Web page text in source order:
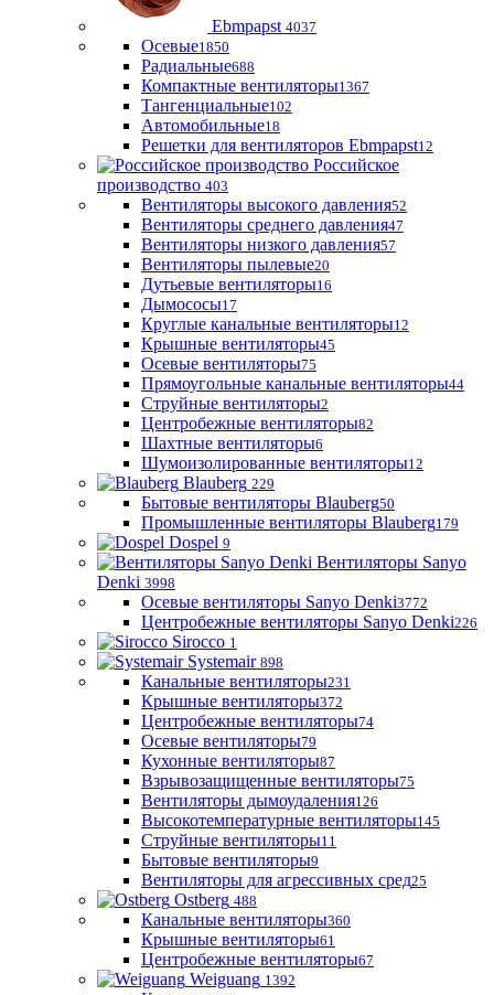
Ebmpapst 4037
Осевые1850
Радиальные688
Компактные вентиляторы1367
Тангенциальные102
Автомобильные18
Решетки для вентиляторов Ebmpapst12
Российское
производство 403
Вентиляторы высокого давления52
Вентиляторы среднего давления47
Вентиляторы низкого давления57
Вентиляторы пылевые20
Дутьевые вентиляторы16
Дымососы17
Круглые канальные вентиляторы12
Крышные вентиляторы45
Осевые вентиляторы75
Прямоугольные канальные вентиляторы44
Струйные вентиляторы2
Центробежные вентиляторы82
Шахтные вентиляторы6
Шумоизолированные вентиляторы12
Blauberg 229
Бытовые вентиляторы Blauberg50
Промышленные вентиляторы Blauberg179
Dospel 9
Вентиляторы Sanyo
Denki 3998
Осевые вентиляторы Sanyo Denki3772
Центробежные вентиляторы Sanyo Denki226
Sirocco 1
Systemair 898
Канальные вентиляторы231
Крышные вентиляторы372
Центробежные вентиляторы74
Осевые вентиляторы79
Кухонные вентиляторы87
Взрывозащищенные вентиляторы75
Вентиляторы дымоудаления126
Высокотемпературные вентиляторы145
Струйные вентиляторы11
Бытовые вентиляторы9
Вентиляторы для агрессивных сред25
Ostberg 488
Канальные вентиляторы360
Крышные вентиляторы61
Центробежные вентиляторы67
Weiguang 1392